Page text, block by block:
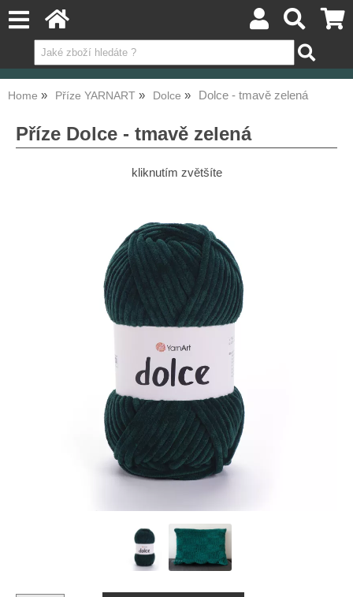
Home Příze YARNART Dolce Dolce - tmavě zelená
Příze Dolce - tmavě zelená
kliknutím zvětšíte